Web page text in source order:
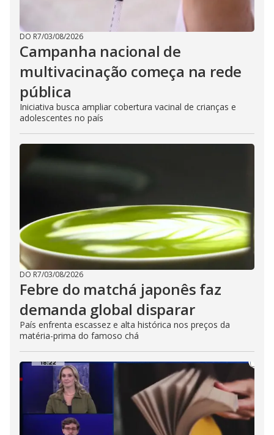
DO R7/03/08/2026
Campanha nacional de
multivacinação começa na rede
pública
Iniciativa busca ampliar cobertura vacinal de crianças e
adolescentes no país
DO R7/03/08/2026
Febre do matchá japonês faz
demanda global disparar
País enfrenta escassez e alta histórica nos preços da
matéria-prima do famoso chá